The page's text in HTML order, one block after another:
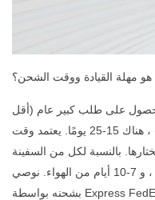
مهلة القيادة ووقت الشحن؟
مطلوبة ؛ للحصول على طلب كبير عام (أقل
من 20،000 زجاجة من تلميع الهلام) ، هناك 15-25 يومًا. يعتمد وقت
بالنسبة لكل من السفينة
والسكك الحديدية ، فهي 35-40 يومًا ، و 7-10 أيام من الهواء. نوصي
بشحنه بواسطة Express FedEx ، DHL ، TNT ، وما إلى ذلك ، وهو